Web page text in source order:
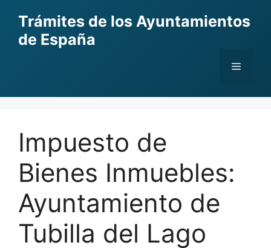
content
Trámites de los Ayuntamientos
de España
Menu
Impuesto de
Bienes Inmuebles:
Ayuntamiento de
Tubilla del Lago